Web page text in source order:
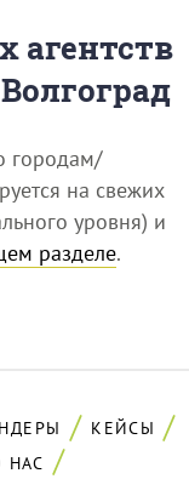
агентств
городам/
на свежих
уровня) и
разделе.
КЕЙСЫ
НАС